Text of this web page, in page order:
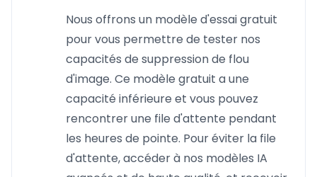
Nous offrons un modèle d'essai gratuit
pour vous permettre de tester nos
capacités de suppression de flou
d'image. Ce modèle gratuit a une
capacité inférieure et vous pouvez
rencontrer une file d'attente pendant
les heures de pointe. Pour éviter la file
d'attente, accéder à nos modèles IA